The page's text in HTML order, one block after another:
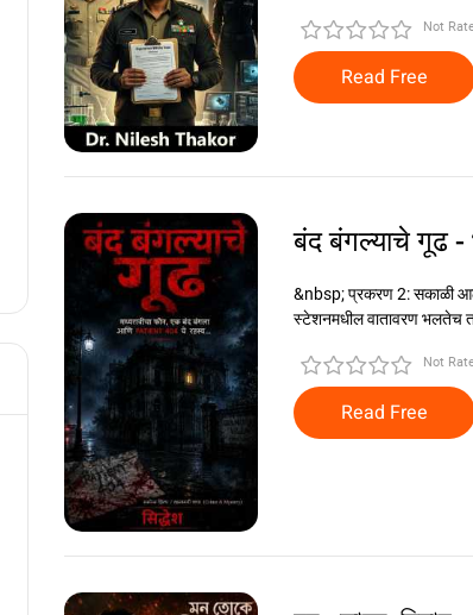
Not
Read Free
बंद बंगल्याचे गूढ -
&nbsp; प्रकरण 2: सकाळी
स्टेशनमधील वातावरण भलतेच
Not
Read Free